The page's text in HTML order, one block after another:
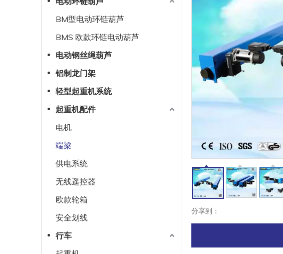
BM型电动环链葫芦
BMS 欧款环链电动葫芦
电动钢丝绳葫芦
铝制龙门架
轻型起重机系统
起重机配件
电机
端梁
供电系统
无线遥控器
欧款轮箱
安全划线
行车
分享到：